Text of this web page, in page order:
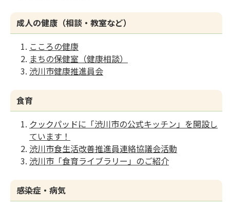
成人の健康（相談・教室など）
こころの健康
まちの保健室（健康相談）
渋川市健康推進員会
食育
クックパッドに「渋川市の公式キッチン」を開設し
ています！
渋川市食生活改善推進員連絡協議会活動
渋川市「食育ライブラリー」のご紹介
感染症・病気